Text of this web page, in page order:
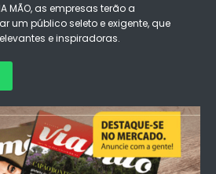
MÃO, as empresas terão a
um público seleto e exigente, que
e inspiradoras.